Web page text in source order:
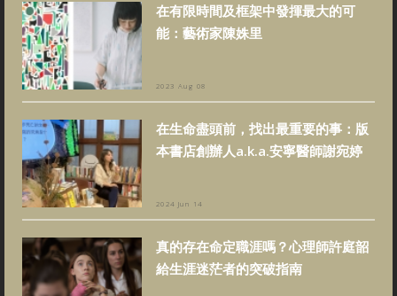
在有限時間及框架中發揮最大的可
能：藝術家陳姝里
2023 Aug 08
在生命盡頭前，找出最重要的事：版
本書店創辦人a.k.a.安寧醫師謝宛婷
2024 Jun 14
真的存在命定職涯嗎？心理師許庭韶
給生涯迷茫者的突破指南